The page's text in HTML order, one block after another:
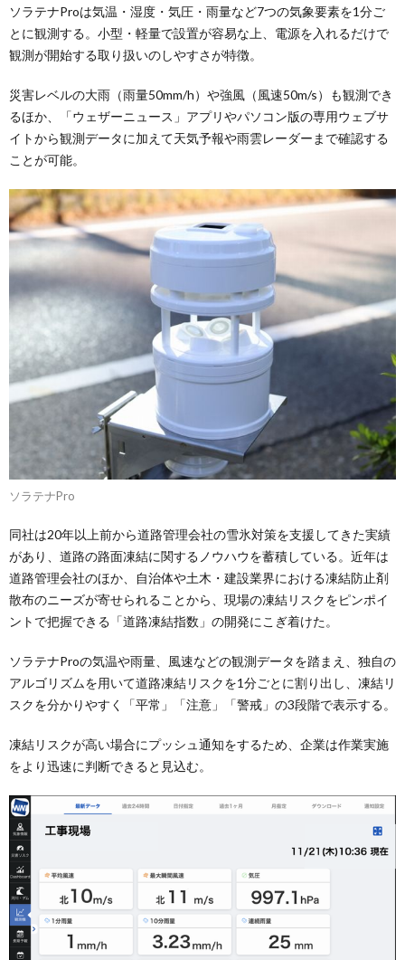
ソラテナProは気温・湿度・気圧・雨量など7つの気象要素を1分ご
とに観測する。小型・軽量で設置が容易な上、電源を入れるだけで
観測が開始する取り扱いのしやすさが特徴。
災害レベルの大雨（雨量50mm/h）や強風（風速50m/s）も観測でき
るほか、「ウェザーニュース」アプリやパソコン版の専用ウェブサ
イトから観測データに加えて天気予報や雨雲レーダーまで確認する
ことが可能。
ソラテナPro
同社は20年以上前から道路管理会社の雪氷対策を支援してきた実績
があり、道路の路面凍結に関するノウハウを蓄積している。近年は
道路管理会社のほか、自治体や土木・建設業界における凍結防止剤
散布のニーズが寄せられることから、現場の凍結リスクをピンポイ
ントで把握できる「道路凍結指数」の開発にこぎ着けた。
ソラテナProの気温や雨量、風速などの観測データを踏まえ、独自の
アルゴリズムを用いて道路凍結リスクを1分ごとに割り出し、凍結リ
スクを分かりやすく「平常」「注意」「警戒」の3段階で表示する。
凍結リスクが高い場合にプッシュ通知をするため、企業は作業実施
をより迅速に判断できると見込む。